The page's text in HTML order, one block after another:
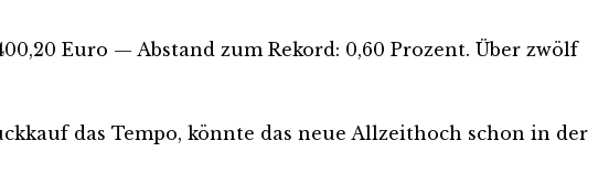
Euro — Abstand zum Rekord: 0,60 Prozent. Über zwölf
das Tempo, könnte das neue Allzeithoch schon in der